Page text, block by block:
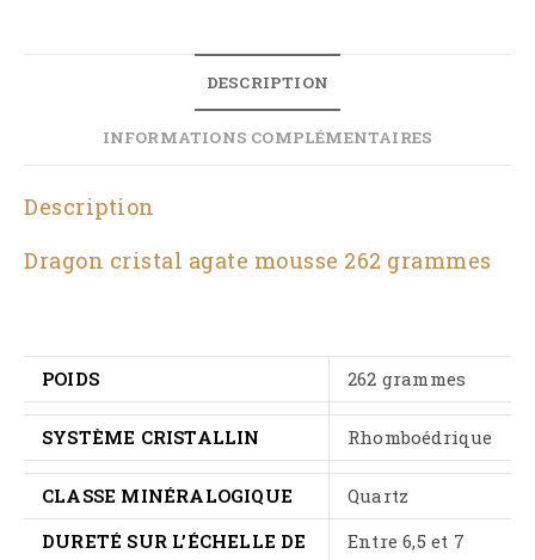
DESCRIPTION
INFORMATIONS COMPLÉMENTAIRES
Description
Dragon cristal agate mousse 262 grammes
POIDS 262 grammes
SYSTÈME CRISTALLIN Rhomboédrique
CLASSE MINÉRALOGIQUE
Quartz
DURETÉ SUR L’ÉCHELLE DE
Entre 6,5 et 7